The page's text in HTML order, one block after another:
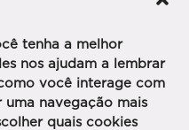
tenha a melhor
nos ajudam a lembrar
você interage com
uma navegação mais
quais cookies